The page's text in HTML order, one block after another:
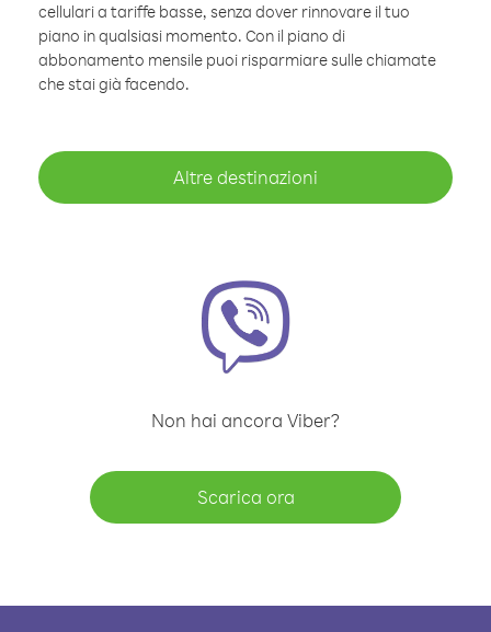
cellulari a tariffe basse, senza dover rinnovare il tuo
piano in qualsiasi momento. Con il piano di
abbonamento mensile puoi risparmiare sulle chiamate
che stai già facendo.
Altre destinazioni
Non hai ancora Viber?
Scarica ora